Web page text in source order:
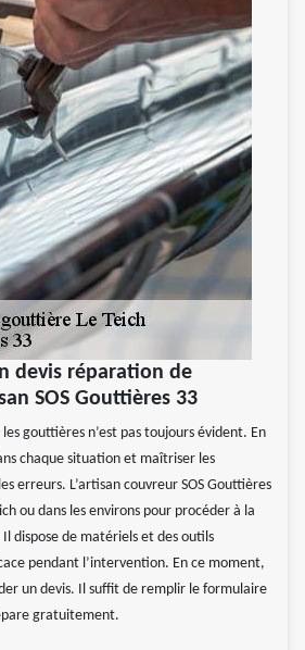
devis réparation de
SOS Gouttières 33
gouttières n’est pas toujours évident. En
chaque situation et maîtriser les
erreurs. L’artisan couvreur SOS Gouttières
ou dans les environs pour procéder à la
dispose de matériels et des outils
pendant l’intervention. En ce moment,
un devis. Il suffit de remplir le formulaire
gratuitement.